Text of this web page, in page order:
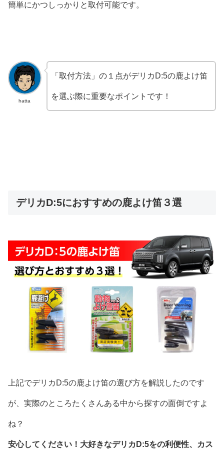
簡単にかつしっかりと取付可能です。
hatta
「取付方法」の１点がデリカD:5の鹿よけ笛
を選ぶ際に重要なポイントです！
デリカD:5におすすめの鹿よけ笛３選
上記でデリカD:5の鹿よけ笛の選び方を解説したのです
が、実際のところたくさんある中から探すの面倒ですよ
ね？
安心してください！大好きなデリカD:5をの利便性、カス